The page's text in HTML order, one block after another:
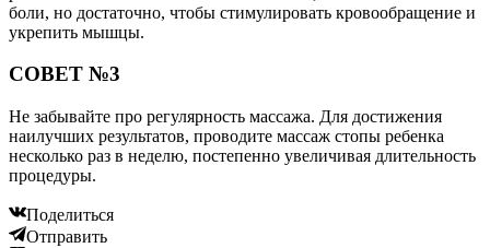
боли, но достаточно, чтобы стимулировать кровообращение и
укрепить мышцы.
СОВЕТ №3
Не забывайте про регулярность массажа. Для достижения
наилучших результатов, проводите массаж стопы ребенка
несколько раз в неделю, постепенно увеличивая длительность
процедуры.
Поделиться
Отправить